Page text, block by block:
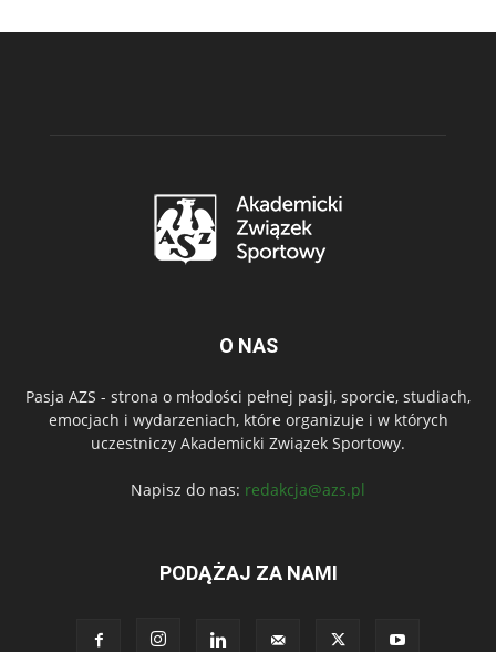
O NAS
Pasja AZS - strona o młodości pełnej pasji, sporcie, studiach,
emocjach i wydarzeniach, które organizuje i w których
uczestniczy Akademicki Związek Sportowy.
Napisz do nas: redakcja@azs.pl
PODĄŻAJ ZA NAMI